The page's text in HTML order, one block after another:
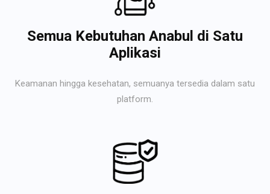
Semua Kebutuhan Anabul di Satu
Aplikasi
Keamanan hingga kesehatan, semuanya tersedia dalam satu
platform.